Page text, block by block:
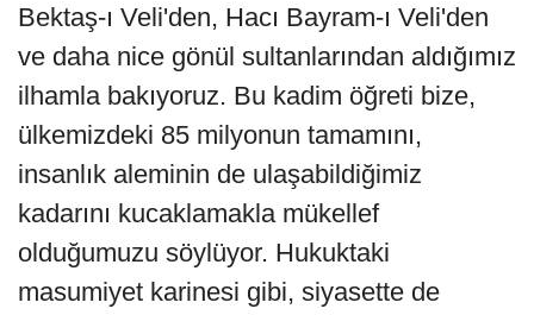
Bektaş-ı Veli'den, Hacı Bayram-ı Veli'den
ve daha nice gönül sultanlarından aldığımız
ilhamla bakıyoruz. Bu kadim öğreti bize,
ülkemizdeki 85 milyonun tamamını,
insanlık aleminin de ulaşabildiğimiz
kadarını kucaklamakla mükellef
olduğumuzu söylüyor. Hukuktaki
masumiyet karinesi gibi, siyasette de